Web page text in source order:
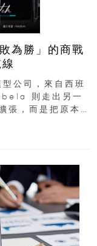
為勝」的商戰
公司，來自西班
則走出另一
張，而是把原本